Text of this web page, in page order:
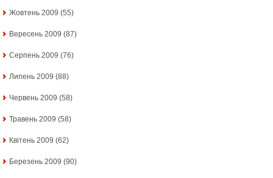
Жовтень 2009 (55)
Вересень 2009 (87)
Серпень 2009 (76)
Липень 2009 (88)
Червень 2009 (58)
Травень 2009 (58)
Квітень 2009 (62)
Березень 2009 (90)